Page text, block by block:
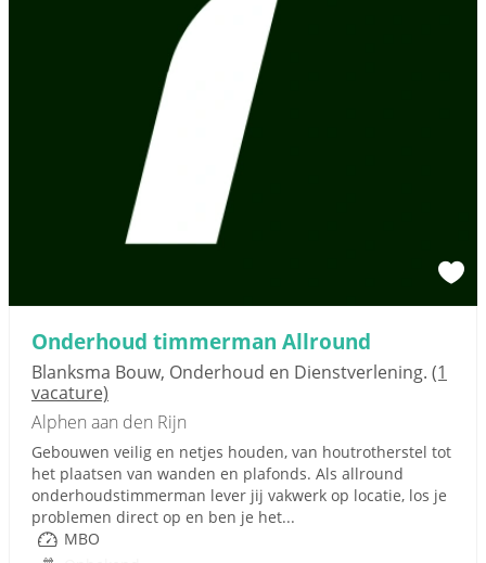
Onderhoud timmerman Allround
Blanksma Bouw, Onderhoud en Dienstverlening. (1
vacature)
Alphen aan den Rijn
Gebouwen veilig en netjes houden, van houtrotherstel tot
het plaatsen van wanden en plafonds. Als allround
onderhoudstimmerman lever jij vakwerk op locatie, los je
problemen direct op en ben je het...
MBO